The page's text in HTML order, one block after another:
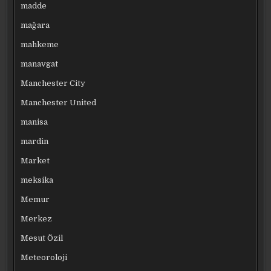
madde
mağara
mahkeme
manavgat
Manchester City
Manchester United
manisa
mardin
Market
meksika
Memur
Merkez
Mesut Özil
Meteoroloji